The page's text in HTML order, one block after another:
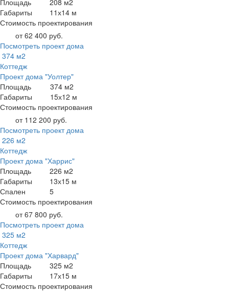
Площадь
208 м2
Габариты
11х14 м
Стоимость проектирования
от 62 400 руб.
Посмотреть проект дома
374 м2
Коттедж
Проект дома "Уолтер"
Площадь
374 м2
Габариты
15х12 м
Стоимость проектирования
от 112 200 руб.
Посмотреть проект дома
226 м2
Коттедж
Проект дома "Харрис"
Площадь
226 м2
Габариты
13х15 м
Спален
5
Стоимость проектирования
от 67 800 руб.
Посмотреть проект дома
325 м2
Коттедж
Проект дома "Харвард"
Площадь
325 м2
Габариты
17х15 м
Стоимость проектирования